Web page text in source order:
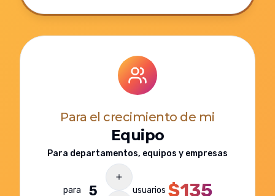
Para el crecimiento de mi
Equipo
Para departamentos, equipos y empresas
para usuarios $135